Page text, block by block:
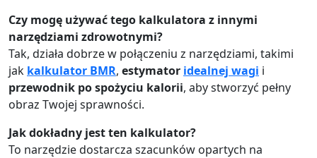
Czy mogę używać tego kalkulatora z innymi
narzędziami zdrowotnymi?
Tak, działa dobrze w połączeniu z narzędziami, takimi
jak kalkulator BMR, estymator idealnej wagi i
przewodnik po spożyciu kalorii, aby stworzyć pełny
obraz Twojej sprawności.
Jak dokładny jest ten kalkulator?
To narzędzie dostarcza szacunków opartych na